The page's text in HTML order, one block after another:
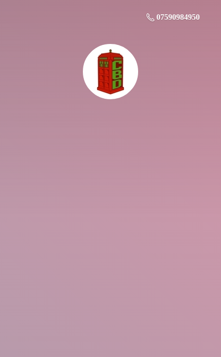
07590984950